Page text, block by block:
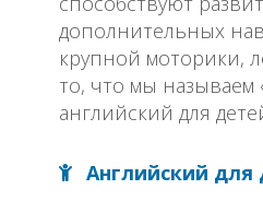
дополнительных
крупной моторики,
то, что мы
английский для
Английский